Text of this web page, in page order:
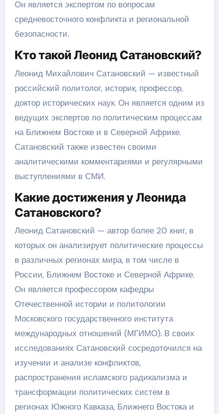
Он является экспертом по вопросам
средневосточного конфликта и региональной
безопасности.
Кто такой Леонид Сатановский?
Леонид Михайлович Сатановский — известный
российский политолог, историк, профессор,
доктор исторических наук. Он является одним из
ведущих экспертов по политическим процессам
на Ближнем Востоке и в Северной Африке.
Сатановский также известен своими
аналитическими комментариями и регулярными
выступлениями в СМИ.
Какие достижения у Леонида
Сатановского?
Леонид Сатановский — автор более 20 книг, в
которых он анализирует политические процессы
в различных регионах мира, в том числе в
России, Ближнем Востоке и Северной Африке.
Он является профессором кафедры
Отечественной истории и политологии
Московского государственного института
международных отношений (МГИМО). В своих
исследованиях Сатановский сосредоточился на
изучении и анализе конфликтов,
распространения исламского радикализма и
трансформации политических систем в
регионах Южного Кавказа, Ближнего Востока и